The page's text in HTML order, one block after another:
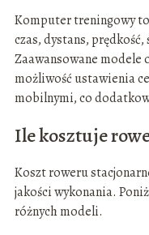
Komputer treningowy
czas, dystans,
Zaawansowane
możliwość ustawienia
mobilnymi, co
Ile kosztuje
Koszt roweru
jakości wykonania.
różnych modeli.